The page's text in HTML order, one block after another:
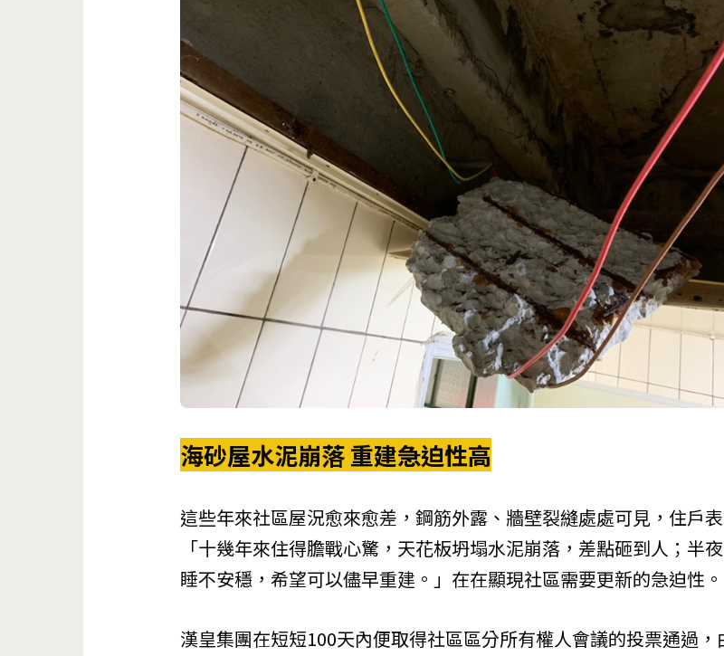
海砂屋水泥崩落 重建急迫性高
這些年來社區屋況愈來愈差，鋼筋外露、牆壁裂縫處處可見，住戶表
「十幾年來住得膽戰心驚，天花板坍塌水泥崩落，差點砸到人；半
睡不安穩，希望可以儘早重建。」在在顯現社區需要更新的急迫性。
漢皇集團在短短100天內便取得社區區分所有權人會議的投票通過，